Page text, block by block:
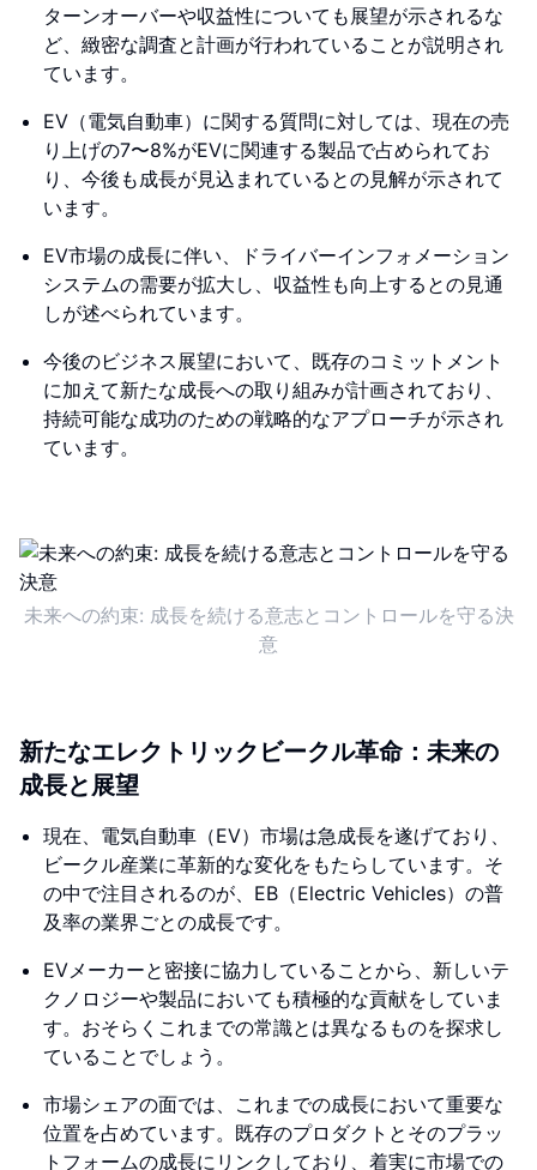
ターンオーバーや収益性についても展望が示されるな
ど、緻密な調査と計画が行われていることが説明され
ています。
EV（電気自動車）に関する質問に対しては、現在の売
り上げの7〜8%がEVに関連する製品で占められてお
り、今後も成長が見込まれているとの見解が示されて
います。
EV市場の成長に伴い、ドライバーインフォメーション
システムの需要が拡大し、収益性も向上するとの見通
しが述べられています。
今後のビジネス展望において、既存のコミットメント
に加えて新たな成長への取り組みが計画されており、
持続可能な成功のための戦略的なアプローチが示され
ています。
未来への約束: 成長を続ける意志とコントロールを守る決
意
新たなエレクトリックビークル革命：未来の
成長と展望
現在、電気自動車（EV）市場は急成長を遂げており、
ビークル産業に革新的な変化をもたらしています。そ
の中で注目されるのが、EB（Electric Vehicles）の普
及率の業界ごとの成長です。
EVメーカーと密接に協力していることから、新しいテ
クノロジーや製品においても積極的な貢献をしていま
す。おそらくこれまでの常識とは異なるものを探求し
ていることでしょう。
市場シェアの面では、これまでの成長において重要な
位置を占めています。既存のプロダクトとそのプラッ
トフォームの成長にリンクしており、着実に市場での